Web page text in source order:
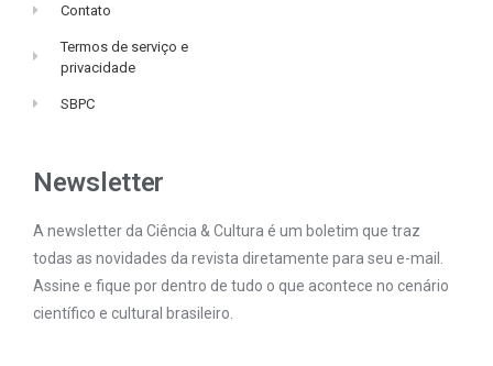
Contato
Termos de serviço e
privacidade
SBPC
Newsletter
A newsletter da Ciência & Cultura é um boletim que traz
todas as novidades da revista diretamente para seu e-mail.
Assine e fique por dentro de tudo o que acontece no cenário
científico e cultural brasileiro.